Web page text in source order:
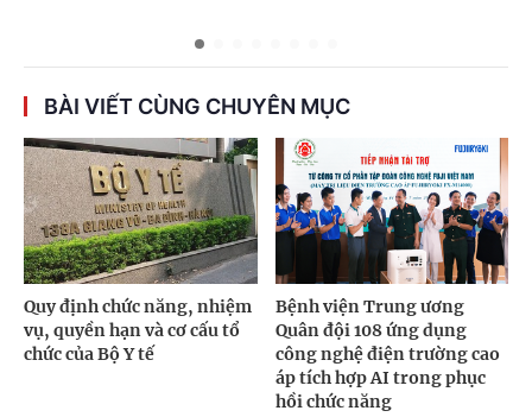
BÀI VIẾT CÙNG CHUYÊN MỤC
Quy định chức năng, nhiệm
vụ, quyền hạn và cơ cấu tổ
chức của Bộ Y tế
Bệnh viện Trung ương
Quân đội 108 ứng dụng
công nghệ điện trường cao
áp tích hợp AI trong phục
hồi chức năng